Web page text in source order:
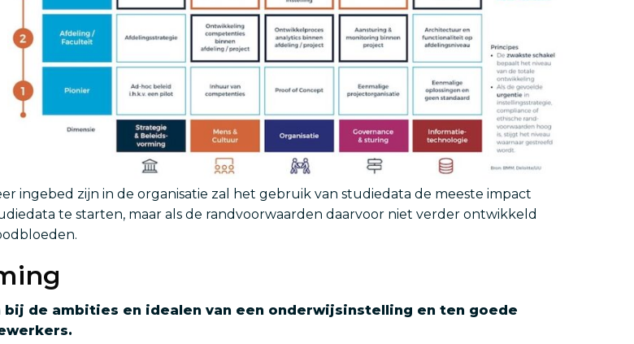
ingebed zijn in de organisatie zal het gebruik van studiedata de meeste impact
te starten, maar als de randvoorwaarden daarvoor niet verder ontwikkeld
de ambities en idealen van een onderwijsinstelling en ten goede